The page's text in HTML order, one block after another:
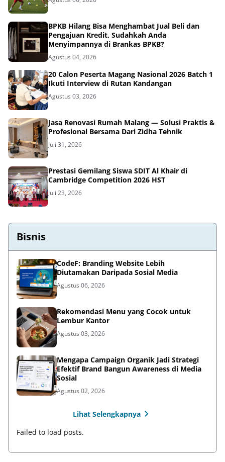
BPKB Hilang Bisa Menghambat Jual Beli dan
Pengajuan Kredit, Sudahkah Anda
Menyimpannya di Brankas BPKB?
Agustus 04, 2026
20 Calon Peserta Magang Nasional 2026 Batch 1
Ikuti Interview di Rutan Kandangan
Agustus 03, 2026
Jasa Renovasi Rumah Malang — Solusi Praktis &
Profesional Bersama Dari Zidha Tehnik
Juli 31, 2026
Prestasi Gemilang Siswa SDIT Al Khair di
Cambridge Competition 2026 HST
Juli 23, 2026
Bisnis
CodeF: Branding Website Lebih
Diutamakan Daripada Sosial Media
Agustus 06, 2026
Rekomendasi Menu yang Cocok untuk
Lembur Kantor
Agustus 03, 2026
Mengapa Campaign Organik Jadi Strategi
Efektif Brand Bangun Awareness di Media
Sosial
Agustus 02, 2026
Lihat Selengkapnya
Failed to load posts.